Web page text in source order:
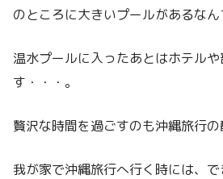
のところに大きいプールがあるなん
温水プールに入ったあとはホテル
す・・・。
贅沢な時間を過ごすのも沖縄旅行の
我が家で沖縄旅行へ行く時には、